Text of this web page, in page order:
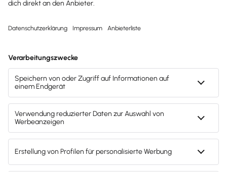
Dann abonniere unseren
Mach's dir leicht und gib deinem Business den
entscheidenden Push – mit unserer Software für
Buchhaltung & Lohn.